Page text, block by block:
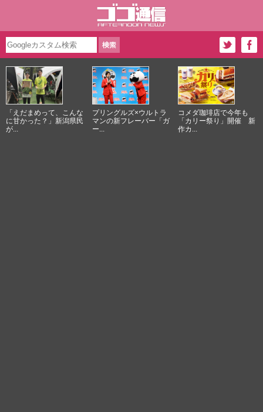
「えだまめって、こんな
に甘かった？」新潟県民
が...
プリングルズ×ウルトラ
マンの新フレーバー「ガ
ー...
コメダ珈琲店で今年も
「カリー祭り」開催 新
作カ...